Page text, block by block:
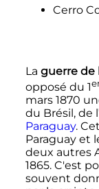
Cerro
La guerre de
opposé du 1
mars 1870
du Brésil, de l’
Paraguay.
Paraguay et
deux autres
1865. C'est
souvent